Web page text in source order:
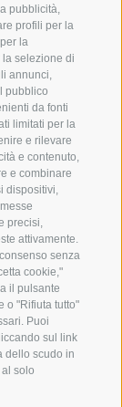
pubblicità,
profili per la
la
selezione di
annunci,
pubblico
da fonti
limitati per la
e rilevare
e contenuto,
e combinare
dispositivi,
precisi,
attivamente.
senza
cookie,"
il pulsante
o "Rifiuta tutto"
Puoi
sul link
dello scudo in
solo